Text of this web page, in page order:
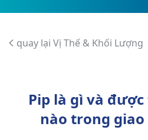
quay lại Vị Thế & Khối Lượng
Pip là gì và
nào trong giao